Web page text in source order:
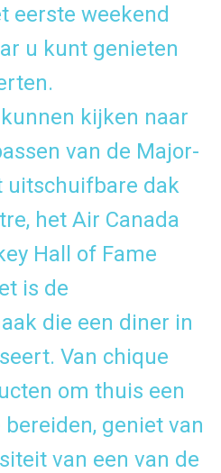
eerste weekend
u kunt genieten
kijken naar
van de Major-
uitschuifbare dak
het Air Canada
Hall of Fame
is de
die een diner in
Van chique
om thuis een
geniet van
van een van de